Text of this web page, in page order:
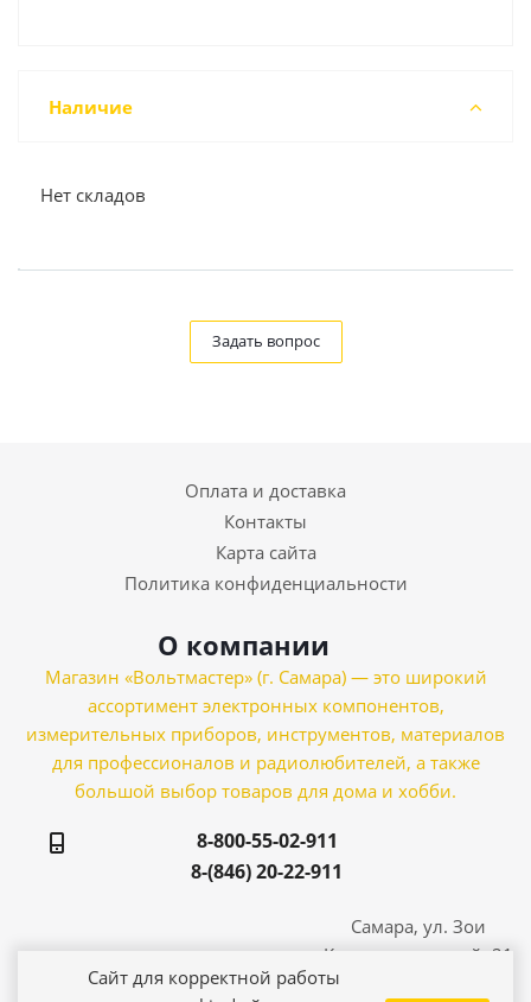
Наличие
Нет складов
Задать вопрос
Оплата и доставка
Контакты
Карта сайта
Политика конфиденциальности
О компании
Магазин «Вольтмастер» (г. Самара) — это широкий
ассортимент электронных компонентов,
измерительных приборов, инструментов, материалов
для профессионалов и радиолюбителей, а также
большой выбор товаров для дома и хобби.
8-800-55-02-911
8-(846) 20-22-911
Самара, ул. Зои
Космодемьянской, 21
Сайт для корректной работы